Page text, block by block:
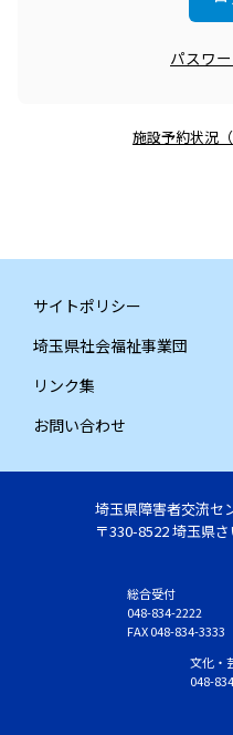
パスワ
施設予約状況
サイトポリシー
埼玉県社会福祉事業団
リンク集
お問い合わせ
埼玉県障害者交流セ
〒330-8522 埼玉県
総合受付
048-834-2222
FAX 048-834-3333
文化・
048-